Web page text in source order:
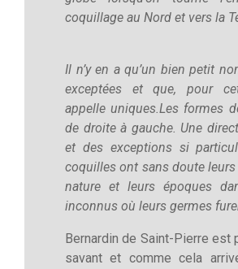
coquillage au Nord et vers la
Il n’y en a qu’un bien petit
exceptées et que, pour
appelle uniques.Les formes
de droite à gauche. Une
et des exceptions si
coquilles ont sans doute
nature et leurs époques
inconnus où leurs germes
Bernardin de Saint-Pierre est
savant et comme cela